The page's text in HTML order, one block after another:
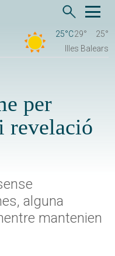
25°C29°
25°
Illes Balears
per
revelació
alguna
mantenien